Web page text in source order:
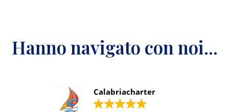
Hanno navigato con noi...
Calabriacharter